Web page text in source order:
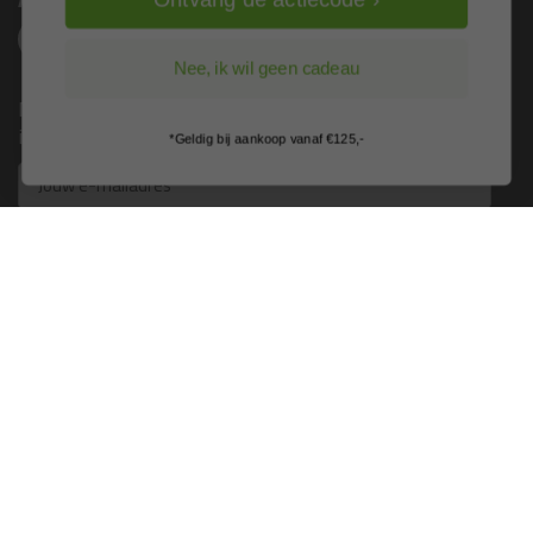
Nieuws, tips en exclusieve deals rechtstreeks in je
inbox
Email
Nee, ik wil geen cadeau
*Geldig bij aankoop vanaf €125,-